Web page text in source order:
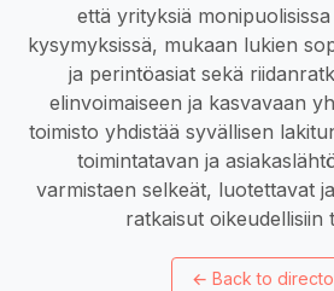
että yrityksiä
kysymyksissä, mukaan lukien
ja perintöasiat sekä
elinvoimaiseen ja kasvavaan
toimisto yhdistää syvällisen
toimintatavan ja
varmistaen selkeät, luotettavat
ratkaisut oikeudellisiin
← Back to